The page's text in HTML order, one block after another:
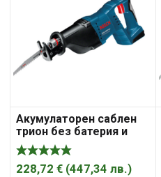
Акумулаторен саблен
трион без батерия и
зарядно, 28mm, 18V,
GSA 18V-LI Bosch
228,72 € (447,34 лв.)